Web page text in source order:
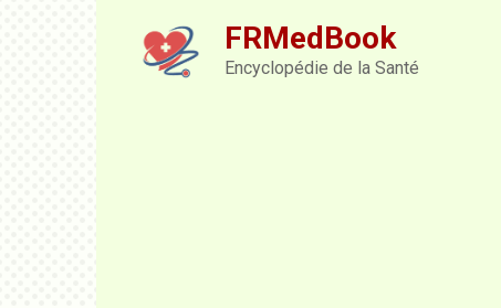
FRMedBook
Encyclopédie de la Santé